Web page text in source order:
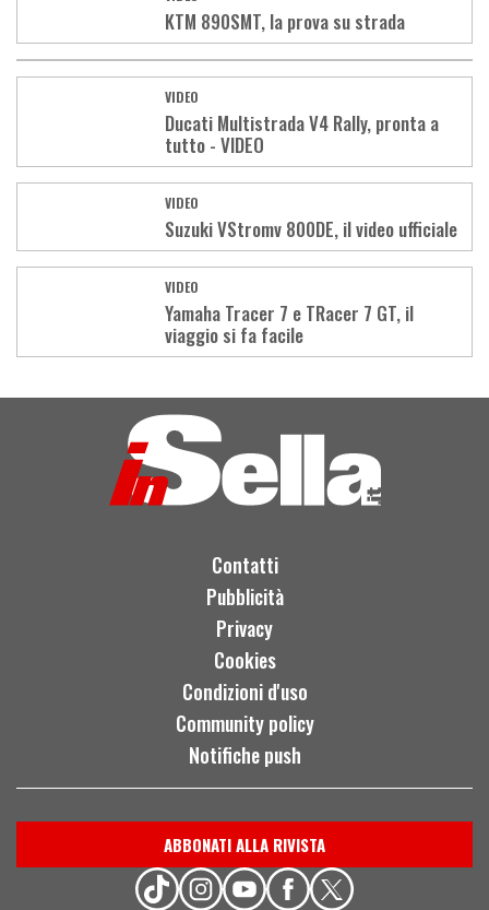
KTM 890SMT, la prova su strada
VIDEO
Ducati Multistrada V4 Rally, pronta a
tutto - VIDEO
VIDEO
Suzuki VStromv 800DE, il video ufficiale
VIDEO
Yamaha Tracer 7 e TRacer 7 GT, il
viaggio si fa facile
More
Contatti
Pubblicità
Privacy
Cookies
Condizioni d'uso
Community policy
Notifiche push
ABBONATI ALLA RIVISTA